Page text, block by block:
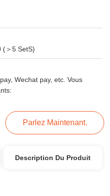
USD 7300(1-5 SetS) , USD 6500 (＞5 SetS)
Wechat pay, etc. Vous
Parlez Maintenant.
Description Du Produit